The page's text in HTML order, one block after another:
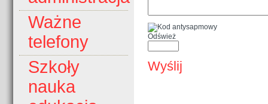
Ważne
telefony
Szkoły
nauka
Odśwież
Wyślij